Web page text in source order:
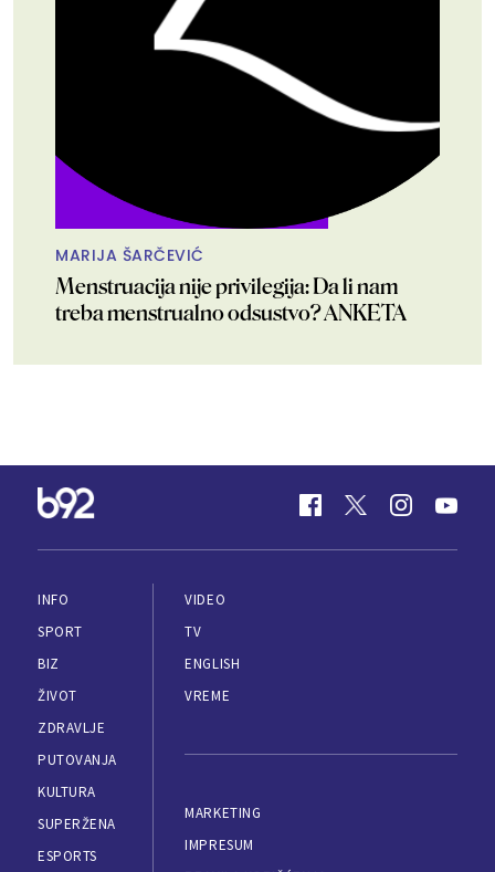
MARIJA ŠARČEVIĆ
Menstruacija nije privilegija: Da li nam
treba menstrualno odsustvo? ANKETA
INFO
SPORT
BIZ
ŽIVOT
ZDRAVLJE
PUTOVANJA
KULTURA
SUPERŽENA
ESPORTS
VIDEO
TV
ENGLISH
VREME
MARKETING
IMPRESUM